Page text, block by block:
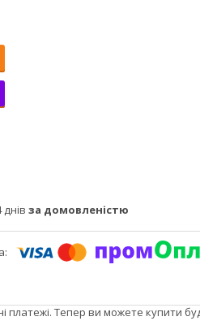
за домовленістю
платежі. Тепер ви можете купити